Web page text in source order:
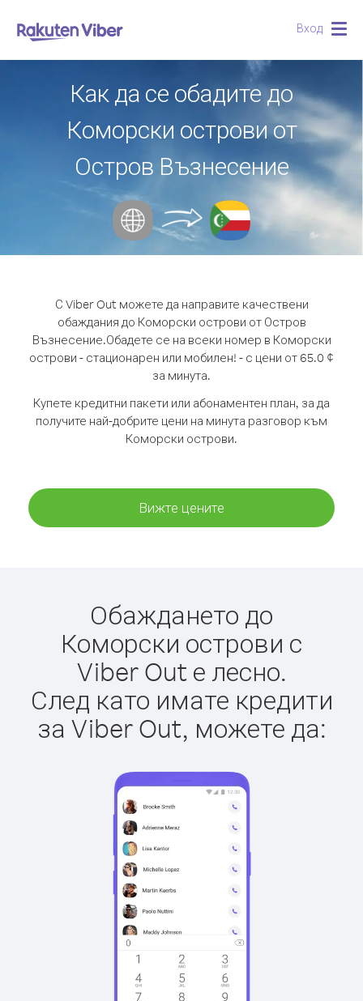
Вход
Как да се обадите до
Коморски острови от
Остров Възнесение
С Viber Out можете да направите качествени
обаждания до Коморски острови от Остров
Възнесение.Обадете се на всеки номер в Коморски
острови - стационарен или мобилен! - с цени от 65.0 ¢
за минута.
Купете кредитни пакети или абонаментен план, за да
получите най-добрите цени на минута разговор към
Коморски острови.
Вижте цените
Обаждането до
Коморски острови с
Viber Out е лесно.
След като имате кредити
за Viber Out, можете да: